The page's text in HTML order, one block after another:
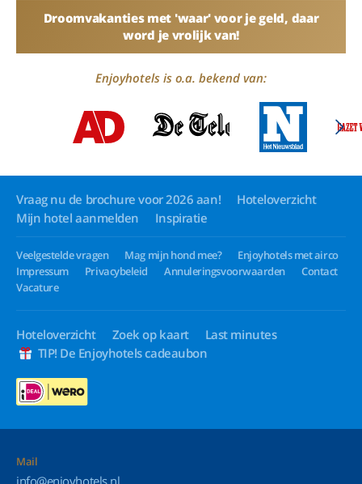
Droomvakanties met 'waar' voor je geld, daar
word je vrolijk van!
Enjoyhotels is o.a. bekend van:
Vraag nu de brochure voor 2026 aan!
Hoteloverzicht
Mijn hotel aanmelden
Inspiratie
Veelgestelde vragen Mag mijn hond mee?
Enjoyhotels met airco
Impressum
Privacybeleid Annuleringsvoorwaarden
Contact
Vacature
Hoteloverzicht Zoek op kaart
Last minutes
TIP! De Enjoyhotels cadeaubon
Mail
info@enjoyhotels.nl